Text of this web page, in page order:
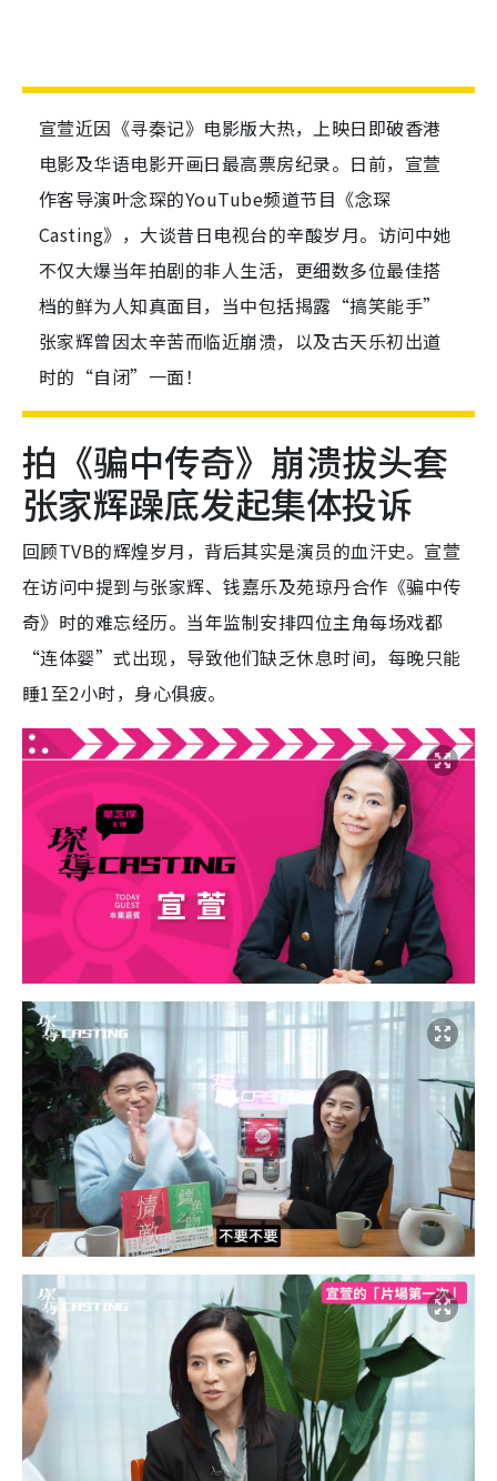
宣萱近因《寻秦记》电影版大热，上映日即破香港
电影及华语电影开画日最高票房纪录。日前，宣萱
作客导演叶念琛的YouTube频道节目《念琛
Casting》，大谈昔日电视台的辛酸岁月。访问中她
不仅大爆当年拍剧的非人生活，更细数多位最佳搭
档的鲜为人知真面目，当中包括揭露“搞笑能手”
张家辉曾因太辛苦而临近崩溃，以及古天乐初出道
时的“自闭”一面！
拍《骗中传奇》崩溃拔头套
张家辉躁底发起集体投诉
回顾TVB的辉煌岁月，背后其实是演员的血汗史。宣萱
在访问中提到与张家辉、钱嘉乐及苑琼丹合作《骗中传
奇》时的难忘经历。当年监制安排四位主角每场戏都
“连体婴”式出现，导致他们缺乏休息时间，每晚只能
睡1至2小时，身心俱疲。